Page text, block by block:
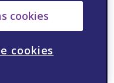
cookies
cookies